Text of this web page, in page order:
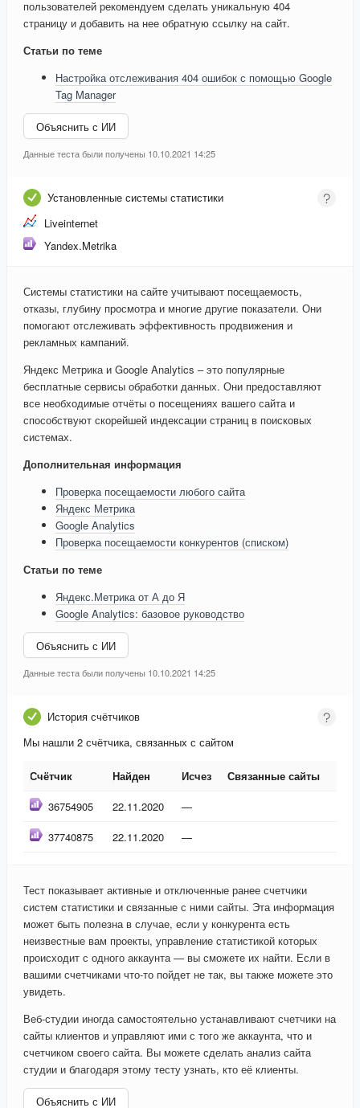
пользователей рекомендуем сделать уникальную 404
страницу и добавить на нее обратную ссылку на сайт.
Статьи по теме
Настройка отслеживания 404 ошибок с помощью Google
Tag Manager
Объяснить с ИИ
Данные теста были получены 10.10.2021 14:25
Установленные системы статистики
Liveinternet
Yandex.Metrika
Системы статистики на сайте учитывают посещаемость,
отказы, глубину просмотра и многие другие показатели. Они
помогают отслеживать эффективность продвижения и
рекламных кампаний.
Яндекс Метрика и Google Analytics – это популярные
бесплатные сервисы обработки данных. Они предоставляют
все необходимые отчёты о посещениях вашего сайта и
способствуют скорейшей индексации страниц в поисковых
системах.
Дополнительная информация
Проверка посещаемости любого сайта
Яндекс Метрика
Google Analytics
Проверка посещаемости конкурентов (списком)
Статьи по теме
Яндекс.Метрика от А до Я
Google Analytics: базовое руководство
Объяснить с ИИ
Данные теста были получены 10.10.2021 14:25
История счётчиков
Мы нашли 2 счётчика, связанных с сайтом
Счётчик Найден Исчез
Связанные сайты
Счётчик
Найден
36754905 22.11.2020
—
37740875
22.11.2020 —
Тест показывает активные и отключенные ранее счетчики
систем статистики и связанные с ними сайты. Эта информация
может быть полезна в случае, если у конкурента есть
неизвестные вам проекты, управление статистикой которых
происходит с одного аккаунта — вы сможете их найти. Если в
вашими счетчиками что-то пойдет не так, вы также можете это
увидеть.
Веб-студии иногда самостоятельно устанавливают счетчики на
сайты клиентов и управляют ими с того же аккаунта, что и
счетчиком своего сайта. Вы можете сделать анализ сайта
студии и благодаря этому тесту узнать, кто её клиенты.
Объяснить с ИИ